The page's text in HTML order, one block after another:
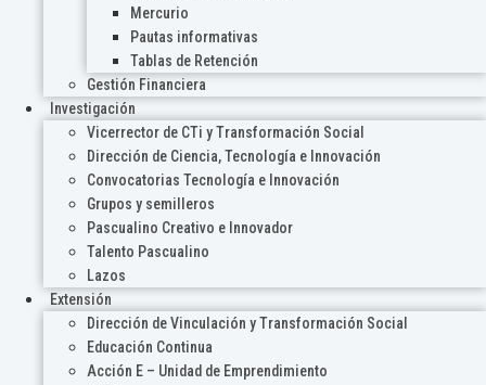
Mercurio
Pautas informativas
Tablas de Retención
Gestión Financiera
Investigación
Vicerrector de CTi y Transformación Social
Dirección de Ciencia, Tecnología e Innovación
Convocatorias Tecnología e Innovación
Grupos y semilleros
Pascualino Creativo e Innovador
Talento Pascualino
Lazos
Extensión
Dirección de Vinculación y Transformación Social
Educación Continua
Acción E – Unidad de Emprendimiento